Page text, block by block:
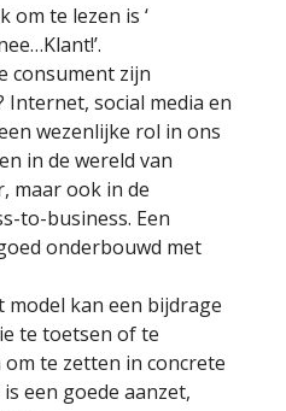
om te lezen is ‘
consument zijn
Internet, social media en
wezenlijke rol in ons
in de wereld van
maar ook in de
to-business. Een
onderbouwd met
model kan een bijdrage
te toetsen of te
te zetten in concrete
een goede aanzet,